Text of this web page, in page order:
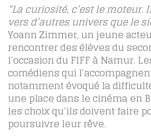
“La curiosité, c’est le moteur.
vers d’autres univers que le
Yoann Zimmer, un jeune
rencontrer des élèves du
l’occasion du FIFF à Namur.
comédiens qui
notamment évoqué la
une place dans le cinéma en
les choix qu’ils doivent faire
poursuivre leur rêve.